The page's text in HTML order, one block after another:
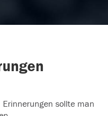
Erinnerungen sollte man